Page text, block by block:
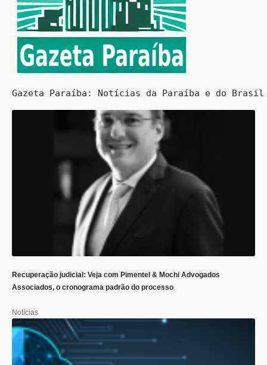
Gazeta Paraíba: Notícias da Paraíba e do
Recuperação judicial: Veja com Pimentel & Mochi Advogados
Associados, o cronograma padrão do processo
Notícias